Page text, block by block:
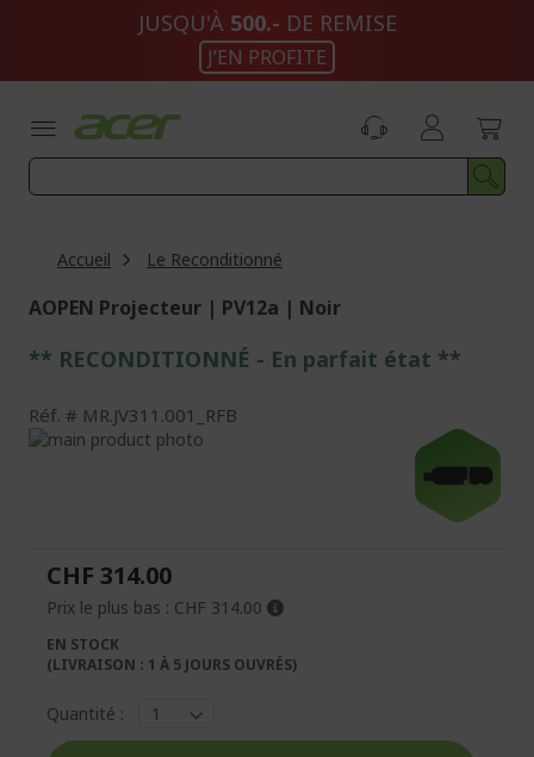
JUSQU'À 500.- DE REMISE
J’EN PROFITE
Accueil Le Reconditionné
AOPEN Projecteur | PV12a | Noir
** RECONDITIONNÉ - En parfait état **
Réf. MR.JV311.001_RFB
Passer
galerie
d’images
-CHF 50
Galerie
d’images
CHF 314.00
Prix le plus bas : CHF 314.00
EN STOCK
(LIVRAISON : 1 À 5 JOURS OUVRÉS)
Quantité :